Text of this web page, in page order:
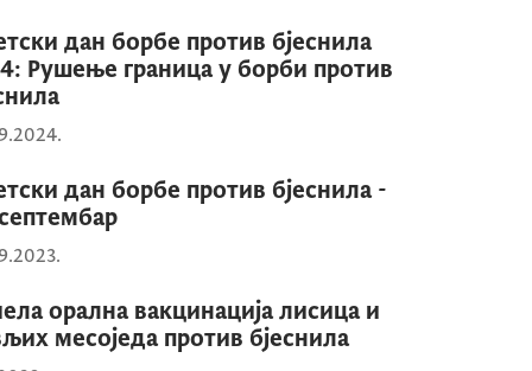
дан борбе против бјеснила
Рушење граница у борби против
дан борбе против бјеснила -
орална вакцинација лисица и
месоједа против бјеснила